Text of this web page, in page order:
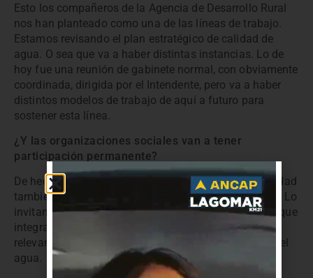
Esto los compañeros de la Agencia de Desarrollo Rural
nos han planteado como una de las líneas de trabajo.
Estamos revisando el plan estratégico de calidad de
agua. O sea que va a haber distintas instancias. Lo de
hoy fue una reunión de gabinete normal, con obviamente
coordinada, dirigida por el Intendente, pero va a haber
distintos modelos de trabajo de aquí a futuro para
sostener esta línea.
¿Y las organizaciones sociales van a tener
participación permanente?
De hecho, hoy, alguno de los referentes de la Universidad
también integra organizaciones sociales importantes. Lo
invitamos en su carácter de científico, pero sabemos que
integra alguna de las organizaciones sociales más
relevantes en los temas ambientales y en los temas del
agua.